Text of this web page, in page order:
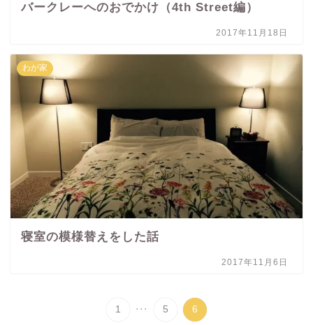
バークレーへのおでかけ（4th Street編）
2017年11月18日
わが家
寝室の模様替えをした話
2017年11月6日
1 ... 5 6